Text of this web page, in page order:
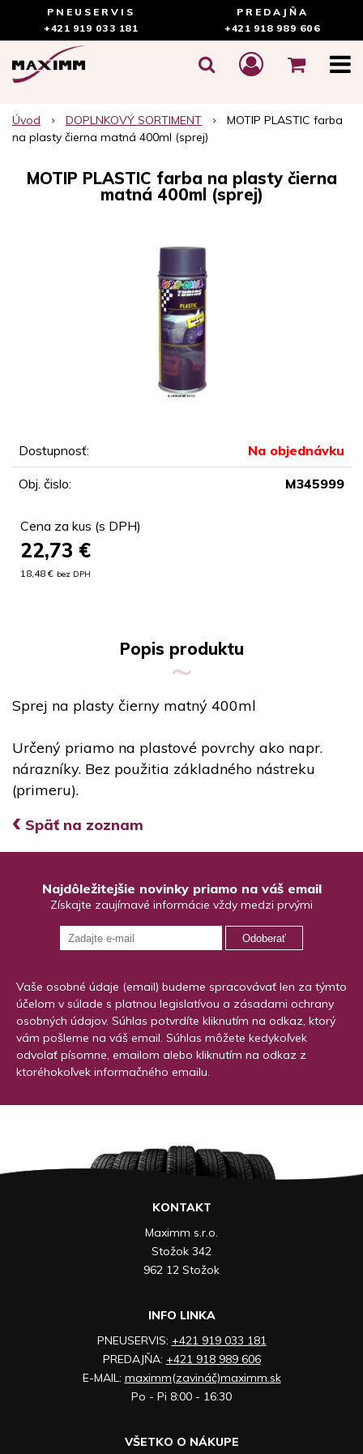
PNEUSERVIS
+421 919 033 181
PREDAJŇA
+421 918 989 606
Úvod DOPLNKOVÝ SORTIMENT
MOTIP PLASTIC farba
na plasty čierna matná 400ml (sprej)
MOTIP PLASTIC farba na plasty čierna
matná 400ml (sprej)
Dostupnosť: Na objednávku
Obj. čislo: M345999
Cena za kus (s DPH)
22,73 €
18,48 € bez DPH
Popis produktu
Sprej na plasty čierny matný 400ml
Určený priamo na plastové povrchy ako napr.
nárazníky. Bez použitia základného nástreku
(primeru).
‹ Späť na zoznam
Najdôležitejšie novinky priamo na váš email
Získajte zaujímavé informácie vždy medzi prvými
Odoberať
Vaše osobné údaje (email) budeme spracovávať len za týmto
účelom v súlade s platnou legislatívou a zásadami ochrany
osobných údajov. Súhlas potvrdíte kliknutím na odkaz, ktorý
vám pošleme na váš email. Súhlas môžete kedykoľvek
odvolať písomne, emailom alebo kliknutím na odkaz z
ktoréhokoľvek informačného emailu.
KONTAKT
Maximm s.r.o.
Stožok 342
962 12 Stožok
INFO LINKA
PNEUSERVIS: +421 919 033 181
PREDAJŇA: +421 918 989 606
E-MAIL: maximm(zavináč)maximm.sk
Po - Pi 8:00 - 16:30
VŠETKO O NÁKUPE